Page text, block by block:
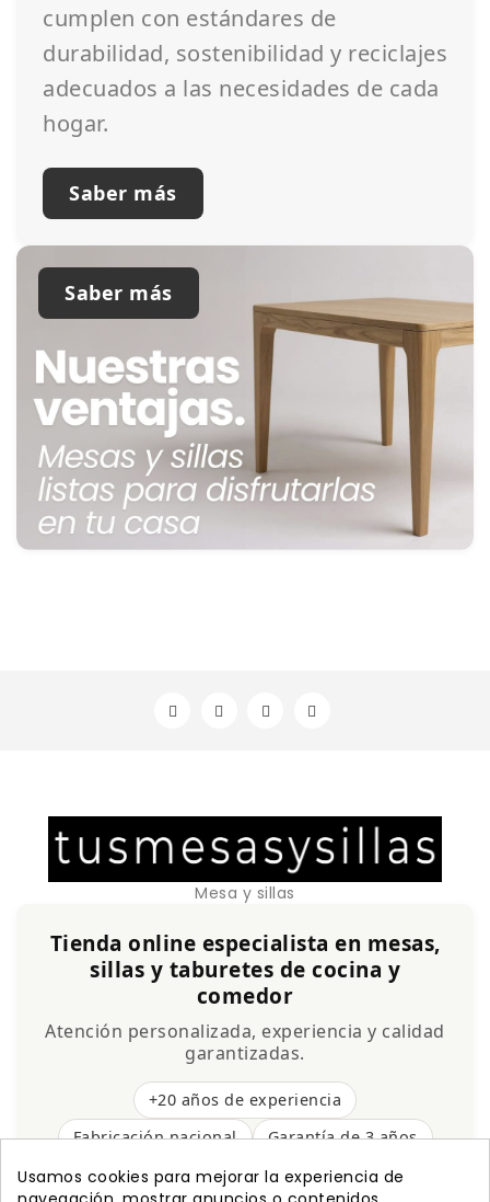
cumplen con estándares de
durabilidad, sostenibilidad y reciclajes
adecuados a las necesidades de cada
hogar.
Saber más
Saber más
Mesa y sillas
Tienda online especialista en mesas,
sillas y taburetes de cocina y
comedor
Atención personalizada, experiencia y calidad
garantizadas.
+20 años de experiencia
Fabricación nacional
Garantía de 3 años
Envío gratis
Usamos cookies para mejorar la experiencia de